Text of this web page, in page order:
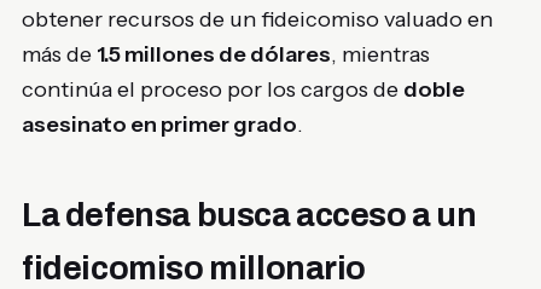
obtener recursos de un fideicomiso valuado en
más de 1.5 millones de dólares, mientras
continúa el proceso por los cargos de doble
asesinato en primer grado.
La defensa busca acceso a un
fideicomiso millonario